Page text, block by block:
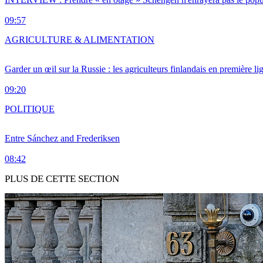
09:57
Garder un œil sur la Russie : les agriculteurs finlandais en première
09:20
AGRICULTURE & ALIMENTATION
Entre Sánchez and Frederiksen
08:42
POLITIQUE
PLUS DE CETTE SECTION